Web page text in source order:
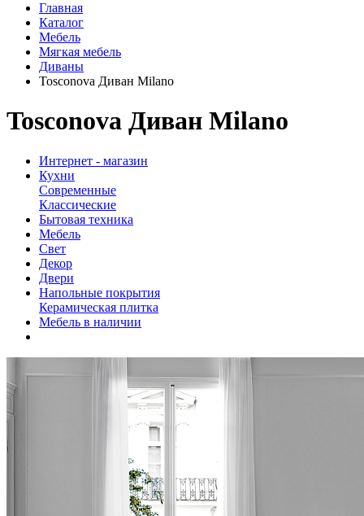
Главная
Каталог
Мебель
Мягкая мебель
Диваны
Tosconova Диван Milano
Tosconova Диван Milano
Интернет - магазин
Кухни
Современные
Классические
Бытовая техника
Мебель
Свет
Декор
Двери
Напольные покрытия
Керамическая плитка
Мебель в наличии